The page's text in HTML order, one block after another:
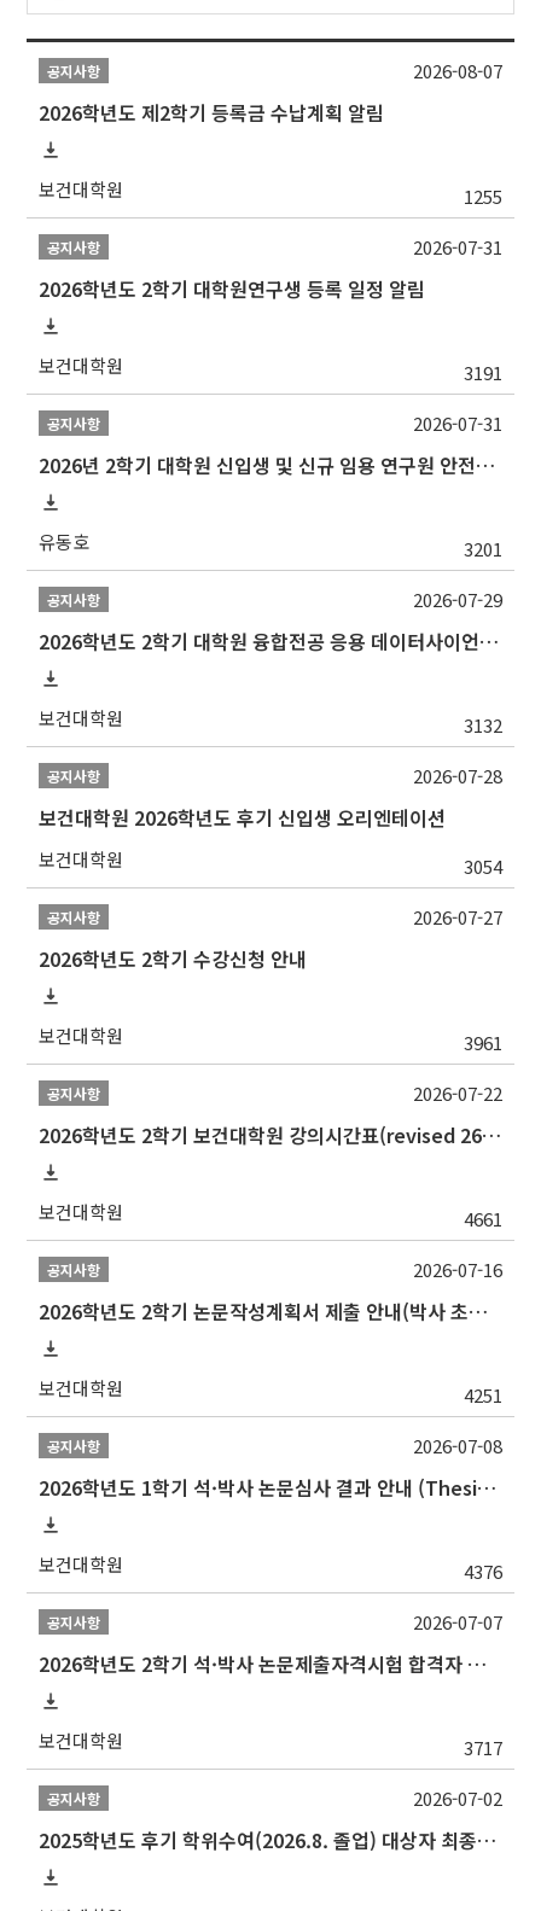
공지사항
2026학년도 제2학기 등록금 수납계획 알림
보건대학원 1255
2026-08-07
공지사항
2026학년도 2학기 대학원연구생 등록 일정 알림
보건대학원 3191
2026-07-31
공지사항
2026년 2학기 대학원 신입생 및 신규 임용 연구원 안전환경교육(신규교육) 실시 안내
유동호 3201
2026-07-31
공지사항
2026학년도 2학기 대학원 융합전공 응용 데이터사이언스 선발 계획 알림
보건대학원 3132
2026-07-29
공지사항
보건대학원 2026학년도 후기 신입생 오리엔테이션
보건대학원 3054
2026-07-28
공지사항
2026학년도 2학기 수강신청 안내
보건대학원 3961
2026-07-27
공지사항
2026학년도 2학기 보건대학원 강의시간표(revised 260803)(2026 2nd SEMESTER SNU GSPH TIMETABLE)
보건대학원 4661
2026-07-22
공지사항
2026학년도 2학기 논문작성계획서 제출 안내(박사 초심 일정 포함)_Thesis Proposal
보건대학원 4251
2026-07-16
공지사항
2026학년도 1학기 석·박사 논문심사 결과 안내 (Thesis Defense Result)
보건대학원 4376
2026-07-08
공지사항
2026학년도 2학기 석·박사 논문제출자격시험 합격자 공고(TSQ Exam Result)
보건대학원 3717
2026-07-07
공지사항
2025학년도 후기 학위수여(2026.8. 졸업) 대상자 최종인준 논문 제출 안내
2026-07-02